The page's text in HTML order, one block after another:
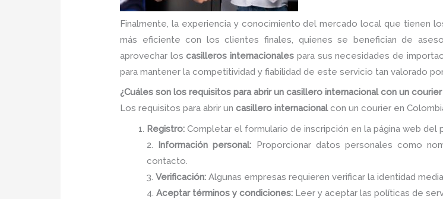
Finalmente, la experiencia y conocimiento del mercado local que tienen
más eficiente con los clientes finales, quienes se benefician de
aprovechar loscasilleros internacionales para sus necesidades de
para mantener la competitividad y fiabilidad de este servicio tan valorado
¿Cuáles son los requisitos para abrir un casillero internacional con un
Los requisitos para abrir uncasillero internacionalcon un courier en
Registro: Completar el formulario de inscripción en la página web del
2. Información personal: Proporcionar datos personales como
contacto.
3.Verificación: Algunas empresas requieren verificar la identidad
4.Aceptar términos y condiciones: Leer y aceptar las políticas de